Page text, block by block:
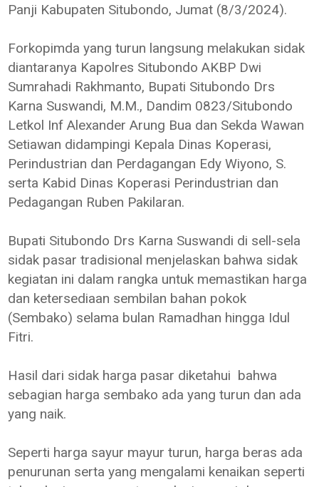
Panji Kabupaten Situbondo, Jumat (8/3/2024).
Forkopimda yang turun langsung melakukan sidak
diantaranya Kapolres Situbondo AKBP Dwi
Sumrahadi Rakhmanto, Bupati Situbondo Drs
Karna Suswandi, M.M., Dandim 0823/Situbondo
Letkol Inf Alexander Arung Bua dan Sekda Wawan
Setiawan didampingi Kepala Dinas Koperasi,
Perindustrian dan Perdagangan Edy Wiyono, S.
serta Kabid Dinas Koperasi Perindustrian dan
Pedagangan Ruben Pakilaran.
Bupati Situbondo Drs Karna Suswandi di sell-sela
sidak pasar tradisional menjelaskan bahwa sidak
kegiatan ini dalam rangka untuk memastikan harga
dan ketersediaan sembilan bahan pokok
(Sembako) selama bulan Ramadhan hingga Idul
Fitri.
Hasil dari sidak harga pasar diketahui bahwa
sebagian harga sembako ada yang turun dan ada
yang naik.
Seperti harga sayur mayur turun, harga beras ada
penurunan serta yang mengalami kenaikan seperti